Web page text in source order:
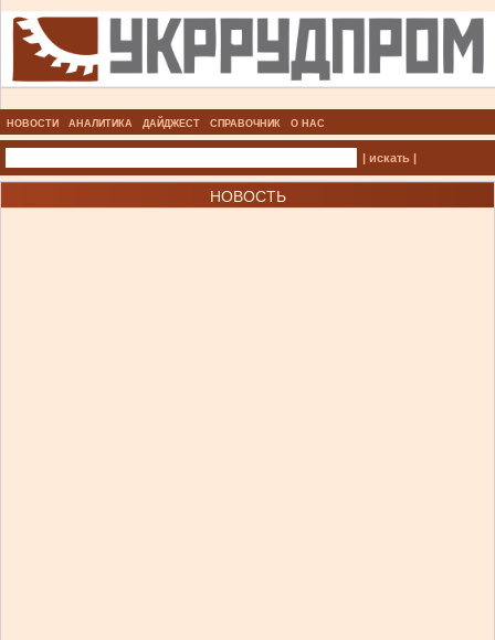
НОВОСТИ АНАЛИТИКА ДАЙДЖЕСТ СПРАВОЧНИК О НАС
| искать |
НОВОСТЬ